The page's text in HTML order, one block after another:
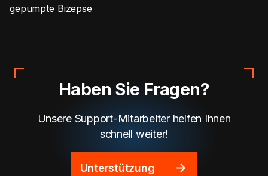
gepumpte Bizepse
Haben Sie Fragen?
Unsere Support-Mitarbeiter helfen Ihnen
schnell weiter!
Unterstützung